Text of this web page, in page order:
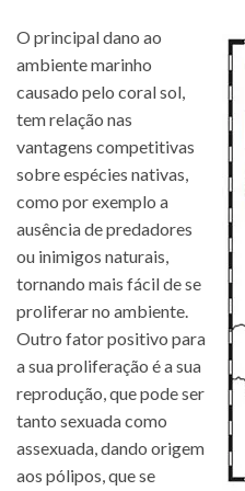
O principal dano ao
ambiente marinho
causado pelo coral sol,
tem relação nas
vantagens competitivas
sobre espécies nativas,
como por exemplo a
ausência de predadores
ou inimigos naturais,
tornando mais fácil de se
proliferar no ambiente.
Outro fator positivo para
a sua proliferação é a sua
reprodução, que pode ser
tanto sexuada como
assexuada, dando origem
aos pólipos, que se